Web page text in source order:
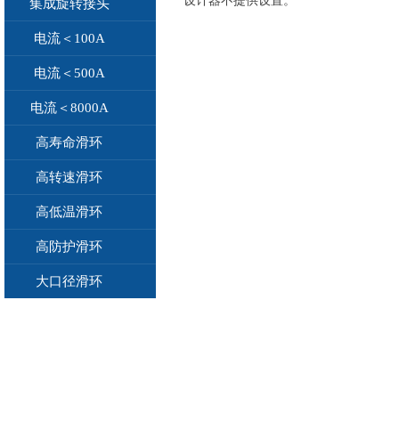
集成旋转接头
电流＜100A
电流＜500A
电流＜8000A
高寿命滑环
高转速滑环
高低温滑环
高防护滑环
大口径滑环